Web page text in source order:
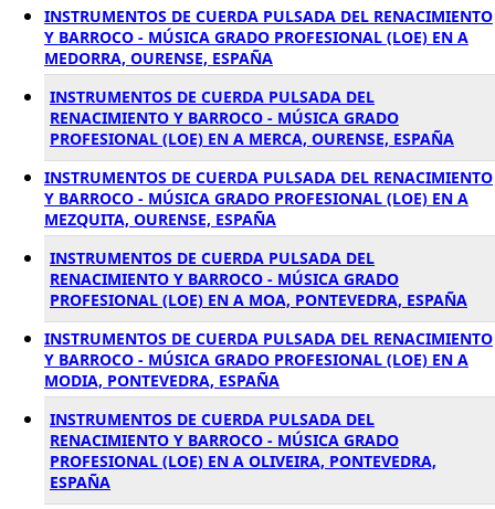
INSTRUMENTOS DE CUERDA PULSADA DEL RENACIMIENTO
Y BARROCO - MÚSICA GRADO PROFESIONAL (LOE) EN A
MEDORRA, OURENSE, ESPAÑA
INSTRUMENTOS DE CUERDA PULSADA DEL
RENACIMIENTO Y BARROCO - MÚSICA GRADO
PROFESIONAL (LOE) EN A MERCA, OURENSE, ESPAÑA
INSTRUMENTOS DE CUERDA PULSADA DEL RENACIMIENTO
Y BARROCO - MÚSICA GRADO PROFESIONAL (LOE) EN A
MEZQUITA, OURENSE, ESPAÑA
INSTRUMENTOS DE CUERDA PULSADA DEL
RENACIMIENTO Y BARROCO - MÚSICA GRADO
PROFESIONAL (LOE) EN A MOA, PONTEVEDRA, ESPAÑA
INSTRUMENTOS DE CUERDA PULSADA DEL RENACIMIENTO
Y BARROCO - MÚSICA GRADO PROFESIONAL (LOE) EN A
MODIA, PONTEVEDRA, ESPAÑA
INSTRUMENTOS DE CUERDA PULSADA DEL
RENACIMIENTO Y BARROCO - MÚSICA GRADO
PROFESIONAL (LOE) EN A OLIVEIRA, PONTEVEDRA,
ESPAÑA